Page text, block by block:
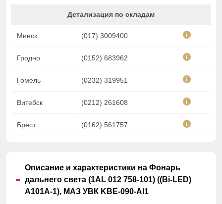
Детализация по складам
Минск (017) 3009400
Гродно (0152) 683962
Гомель (0232) 319951
Витебск (0212) 261608
Брест (0162) 561757
Описание и характеристики на Фонарь
дальнего света (1AL 012 758-101) ((Bi-LED)
A101A-1), МАЗ УВК KBE-090-AI1